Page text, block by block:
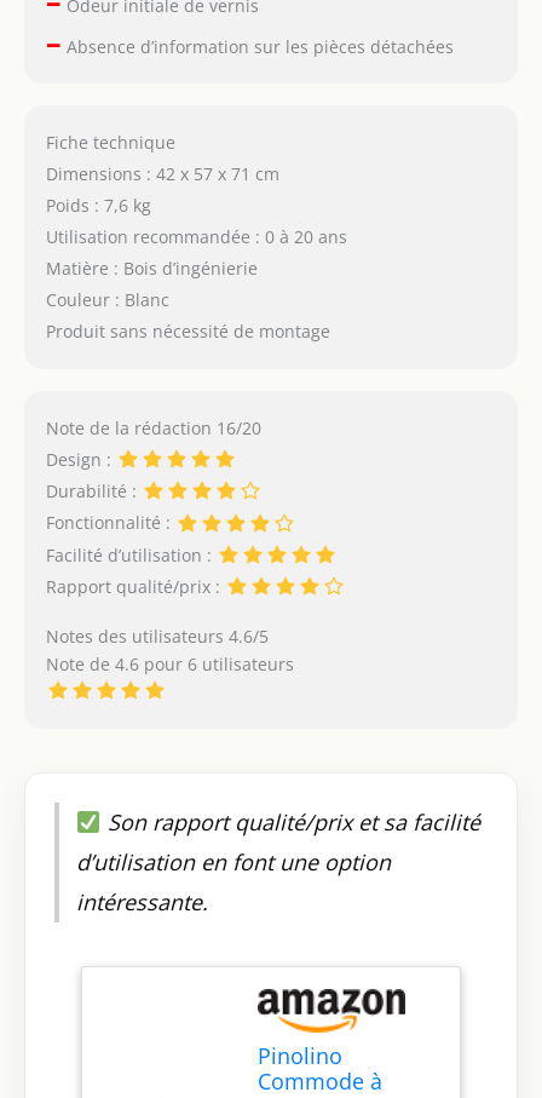
Odeur initiale de vernis
– Absence d’information sur les pièces détachées
Fiche technique
Dimensions : 42 x 57 x 71 cm
Poids : 7,6 kg
Utilisation recommandée : 0 à 20 ans
Matière : Bois d’ingénierie
Couleur : Blanc
Produit sans nécessité de montage
Note de la rédaction 16/20
Design :
Durabilité :
Fonctionnalité :
Facilité d’utilisation :
Rapport qualité/prix :
Notes des utilisateurs 4.6/5
Note de 4.6 pour 6 utilisateurs
Son rapport qualité/prix et sa facilité
d’utilisation en font une option
intéressante.
Pinolino
Commode à